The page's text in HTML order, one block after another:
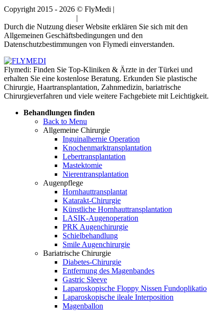
Copyright 2015 - 2026 © FlyMedi |
|
Durch die Nutzung dieser Website erklären Sie sich mit den
Allgemeinen Geschäftsbedingungen und den
Datenschutzbestimmungen von Flymedi einverstanden.
Flymedi: Finden Sie Top-Kliniken & Ärzte in der Türkei und
erhalten Sie eine kostenlose Beratung. Erkunden Sie plastische
Chirurgie, Haartransplantation, Zahnmedizin, bariatrische
Chirurgieverfahren und viele weitere Fachgebiete mit Leichtigkeit.
Behandlungen finden
Back to Menu
Allgemeine Chirurgie
Inguinalhernie Operation
Knochenmarktransplantation
Lebertransplantation
Mastektomie
Nierentransplantation
Augenpflege
Hornhauttransplantat
Katarakt-Chirurgie
Künstliche Hornhauttransplantation
LASIK-Augenoperation
PRK Augenchirurgie
Schielbehandlung
Smile Augenchirurgie
Bariatrische Chirurgie
Diabetes-Chirurgie
Entfernung des Magenbandes
Gastric Sleeve
Laparoskopische Floppy Nissen Fundoplikatio
Laparoskopische ileale Interposition
Magenballon